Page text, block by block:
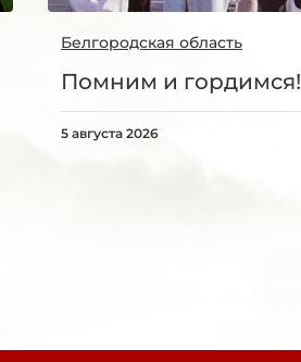
Белгородская область
Помним и гордимся!
5 августа 2026